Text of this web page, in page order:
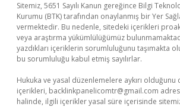
Sitemiz, 5651 Sayılı Kanun gereğince Bilgi
Kurumu (BTK) tarafından onaylanmış bir Yer
vermektedir. Bu nedenle, sitedeki içerikleri
veya araştırma yükümlülüğümüz
yazdıkları içeriklerin sorumluluğunu taşımakta
bu sorumluluğu kabul etmiş sayılırlar.
Hukuka ve yasal düzenlemelere aykırı
içerikleri, backlinkpanelicomtr@gmail.com
halinde, ilgili içerikler yasal süre içerisinde